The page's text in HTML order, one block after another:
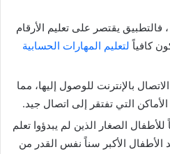
فالتطبيق يقتصر على تعليم الأرقام
لتعليم المهارات الحسابية
بالإنترنت للوصول إليها، مما
التي تفتقر إلى اتصال جيد.
الصغار الذين لم يبدؤوا تعلم
الأطفال الأكبر سناً نفس القدر من